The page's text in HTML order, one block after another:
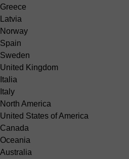
Greece
Latvia
Norway
Spain
Sweden
United Kingdom
Italia
Italy
North America
United States of America
Canada
Oceania
Australia